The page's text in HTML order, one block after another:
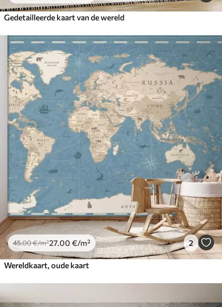
Gedetailleerde kaart van de wereld
45.00€/m²27.00 €/m² 2
Wereldkaart, oude kaart